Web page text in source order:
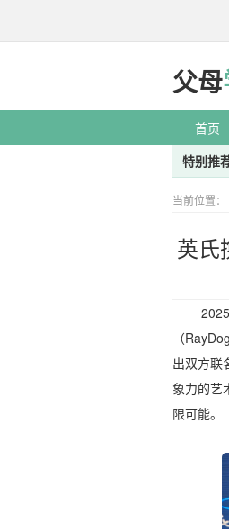
父母
首页
特别推
当前位置：
英氏
（
出双方联
象力的艺
限可能。